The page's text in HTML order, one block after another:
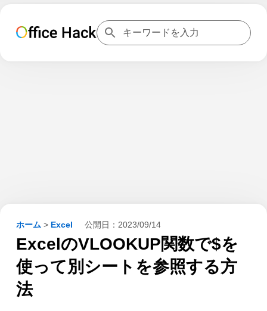
ホーム > Excel 公開日： 2023/09/14
ExcelのVLOOKUP関数で$を
使って別シートを参照する方
法